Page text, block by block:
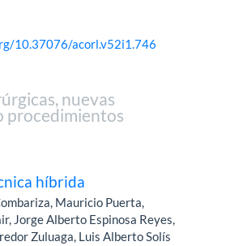
10.37076/acorl.v52i1.746
nuevas
procedimientos
híbrida
Mauricio Puerta,
Jorge Alberto Espinosa Reyes,
Zuluaga, Luis Alberto Solís